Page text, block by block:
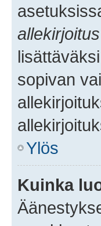
allekirjoitus
sopivan
Ylös
Kuinka